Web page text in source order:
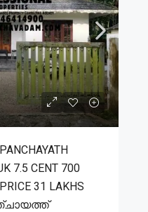
7.5 CENT 700
31 LAKHS